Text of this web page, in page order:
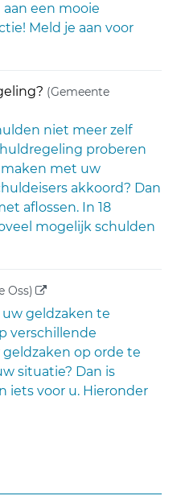
een mooie
Meld je aan voor
(Gemeente
niet meer zelf
proberen
met uw
akkoord? Dan
aflossen. In 18
mogelijk schulden
Oss) (externe link)
geldzaken te
verschillende
op orde te
situatie? Dan is
iets voor u. Hieronder